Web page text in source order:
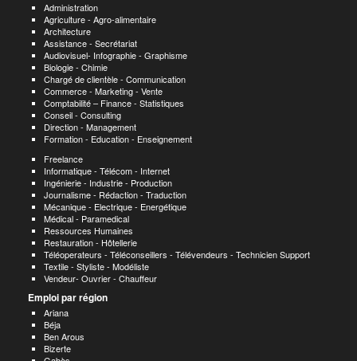
Administration
Agriculture - Agro-alimentaire
Architecture
Assistance - Secrétariat
Audiovisuel- Infographie - Graphisme
Biologie - Chimie
Chargé de clientèle - Communication
Commerce - Marketing - Vente
Comptabilité – Finance - Statistiques
Conseil - Consulting
Direction - Management
Formation - Education - Enseignement
Freelance
Informatique - Télécom - Internet
Ingénierie - Industrie - Production
Journalisme - Rédaction - Traduction
Mécanique - Electrique - Energétique
Médical - Paramedical
Ressources Humaines
Restauration - Hôtellerie
Téléoperateurs - Téléconseillers - Télévendeurs - Technicien Support
Textile - Styliste - Modéliste
Vendeur- Ouvrier - Chauffeur
Emploi par région
Ariana
Béja
Ben Arous
Bizerte